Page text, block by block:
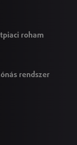
roham
rendszer